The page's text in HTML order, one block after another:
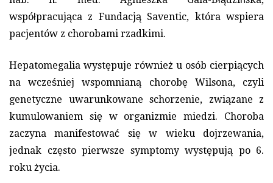
współpracująca z Fundacją Saventic, która wspiera
pacjentów z chorobami rzadkimi.
Hepatomegalia występuje również u osób cierpiących
na wcześniej wspomnianą chorobę Wilsona, czyli
genetyczne uwarunkowane schorzenie, związane z
kumulowaniem się w organizmie miedzi. Choroba
zaczyna manifestować się w wieku dojrzewania,
jednak często pierwsze symptomy występują po 6.
roku życia.